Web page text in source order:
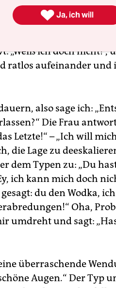
„Weiß ich doch nicht!“,
ratlos aufeinander und
also sage ich:
Die Frau
Letzte!“ – „Ich will
die Lage zu
dem Typen zu: „Du
ich kann mich doch
du den Wodka,
Oha,
umdreht und sagt:
überraschende
Augen.“ Der Typ
 Ja, ich will